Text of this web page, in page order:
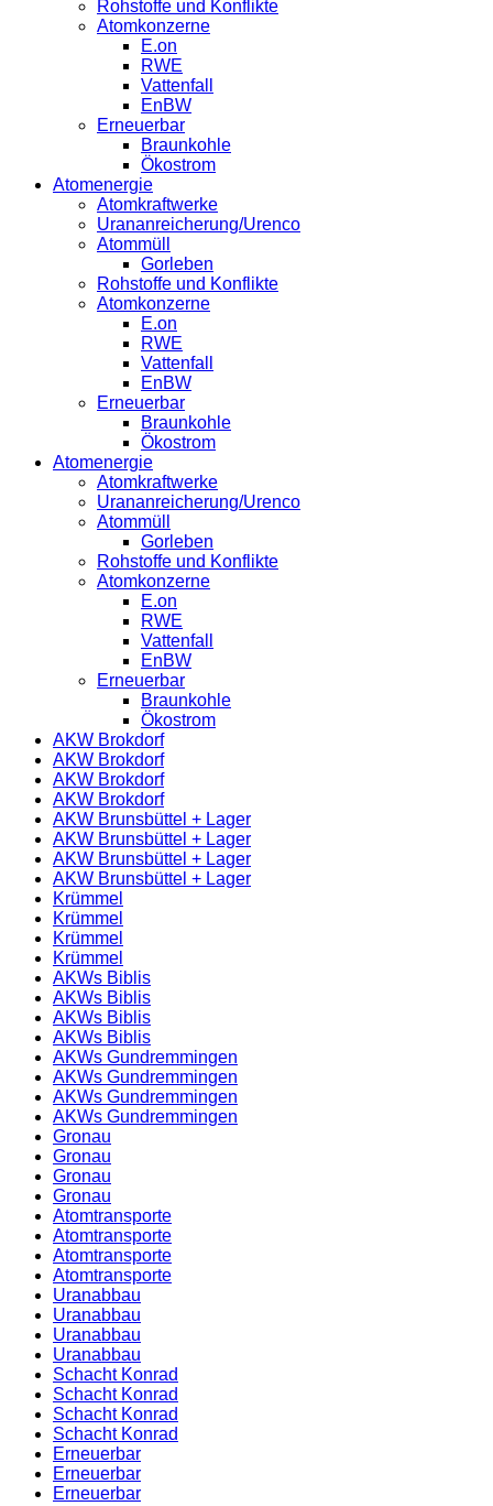
Rohstoffe und Konflikte
Atomkonzerne
E.on
RWE
Vattenfall
EnBW
Erneuerbar
Braunkohle
Ökostrom
Atomenergie
Atomkraftwerke
Urananreicherung/Urenco
Atommüll
Gorleben
Rohstoffe und Konflikte
Atomkonzerne
E.on
RWE
Vattenfall
EnBW
Erneuerbar
Braunkohle
Ökostrom
Atomenergie
Atomkraftwerke
Urananreicherung/Urenco
Atommüll
Gorleben
Rohstoffe und Konflikte
Atomkonzerne
E.on
RWE
Vattenfall
EnBW
Erneuerbar
Braunkohle
Ökostrom
AKW Brokdorf
AKW Brokdorf
AKW Brokdorf
AKW Brokdorf
AKW Brunsbüttel + Lager
AKW Brunsbüttel + Lager
AKW Brunsbüttel + Lager
AKW Brunsbüttel + Lager
Krümmel
Krümmel
Krümmel
Krümmel
AKWs Biblis
AKWs Biblis
AKWs Biblis
AKWs Biblis
AKWs Gundremmingen
AKWs Gundremmingen
AKWs Gundremmingen
AKWs Gundremmingen
Gronau
Gronau
Gronau
Gronau
Atomtransporte
Atomtransporte
Atomtransporte
Atomtransporte
Uranabbau
Uranabbau
Uranabbau
Uranabbau
Schacht Konrad
Schacht Konrad
Schacht Konrad
Schacht Konrad
Erneuerbar
Erneuerbar
Erneuerbar